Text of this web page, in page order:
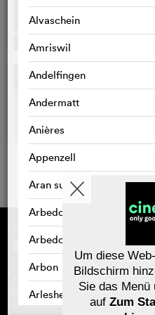
Alvaschein
Amriswil
Andelfingen
Andermatt
Anières
Appenzell
Aran sur Vilette
Arbedo
Arbedo-Castione
Arbon
Arlesheim
Gefördert von
Kontakt
Impressum
Datenschutz
Um diese
Bildschirm
Sie das Menü
auf Zum